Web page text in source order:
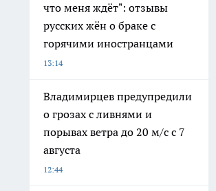
что меня ждёт": отзывы
русских жён о браке с
горячими иностранцами
13:14
Владимирцев предупредили
о грозах с ливнями и
порывах ветра до 20 м/с с 7
августа
12:44